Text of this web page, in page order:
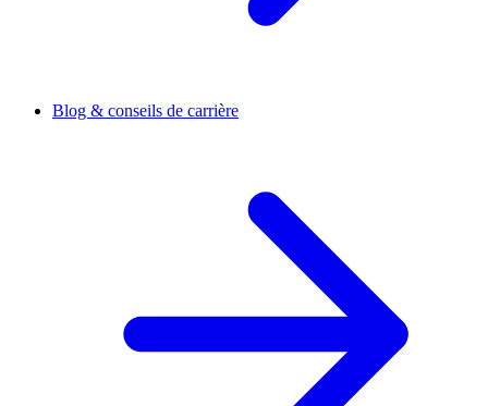
Blog & conseils de carrière